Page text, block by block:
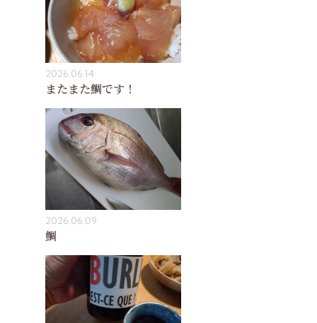
2026.06.14
またまた鯛です！
2026.06.09
鯛